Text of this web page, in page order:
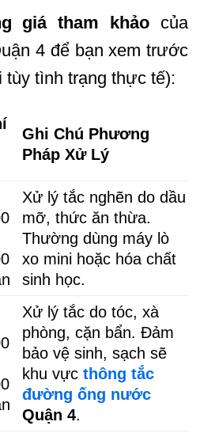
giá tham khảo của
4 để bạn xem trước
tùy tình trạng thực tế):
Ghi Chú Phương
Pháp Xử Lý
Xử lý tắc nghẽn do dầu
mỡ, thức ăn thừa.
Thường dùng máy lò
xo mini hoặc hóa chất
sinh học.
Xử lý tắc do tóc, xà
phòng, cặn bẩn. Đảm
bảo vệ sinh, sạch sẽ
khu vựcthông tắc
đường ống nước
Quận 4.